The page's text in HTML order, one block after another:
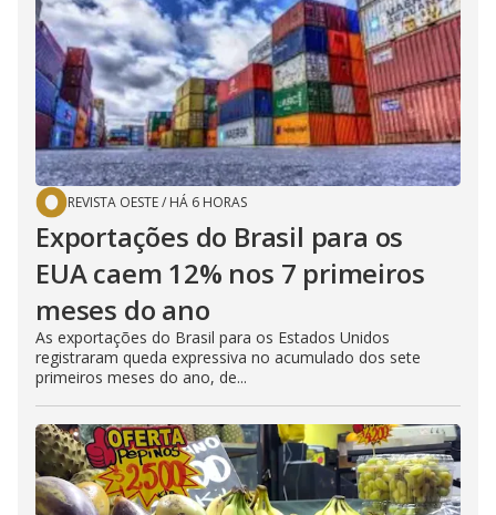
REVISTA OESTE/ HÁ 6 HORAS
Exportações do Brasil para os
EUA caem 12% nos 7 primeiros
meses do ano
As exportações do Brasil para os Estados Unidos
registraram queda expressiva no acumulado dos sete
primeiros meses do ano, de...